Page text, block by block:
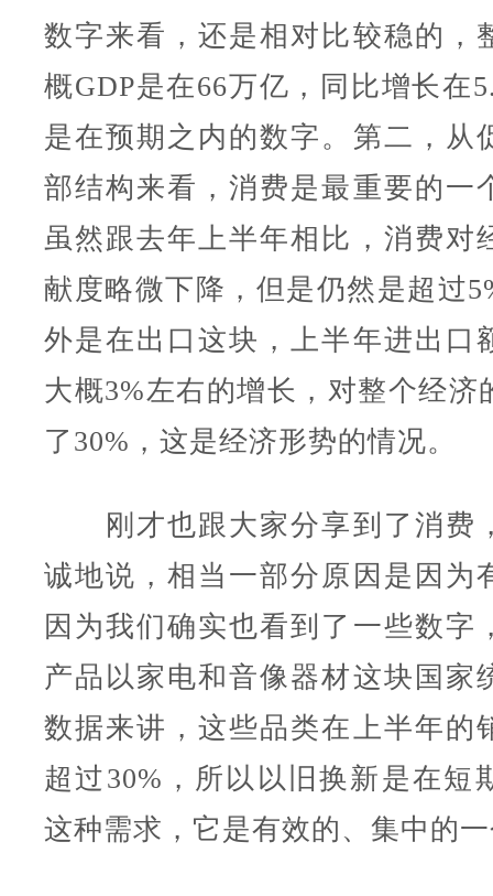
数字来看，还是相对比较稳的，
概GDP是在66万亿，同比增长在
是在预期之内的数字。第二，从
部结构来看，消费是最重要的一
虽然跟去年上半年相比，消费对
献度略微下降，但是仍然是超过
外是在出口这块，上半年进出口
大概3%左右的增长，对整个经济
了30%，这是经济形势的情况。
刚才也跟大家分享到了消费
诚地说，相当一部分原因是因为
因为我们确实也看到了一些数字
产品以家电和音像器材这块国家
数据来讲，这些品类在上半年的
超过30%，所以以旧换新是在短
这种需求，它是有效的、集中的